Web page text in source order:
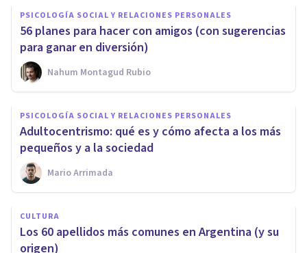
PSICOLOGÍA SOCIAL Y RELACIONES PERSONALES
56 planes para hacer con amigos (con sugerencias
para ganar en diversión)
Nahum Montagud Rubio
PSICOLOGÍA SOCIAL Y RELACIONES PERSONALES
Adultocentrismo: qué es y cómo afecta a los más
pequeños y a la sociedad
Mario Arrimada
CULTURA
Los 60 apellidos más comunes en Argentina (y su
origen)